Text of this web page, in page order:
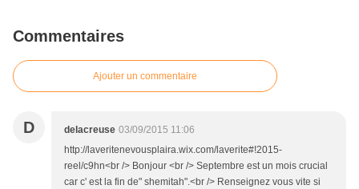
Commentaires
Ajouter un commentaire
D delacreuse 03/09/2015 11:06
http://laveritenevousplaira.wix.com/laverite#!2015-
reel/c9hn<br /> Bonjour <br /> Septembre est un mois crucial
car c' est la fin de" shemitah".<br /> Renseignez vous vite si